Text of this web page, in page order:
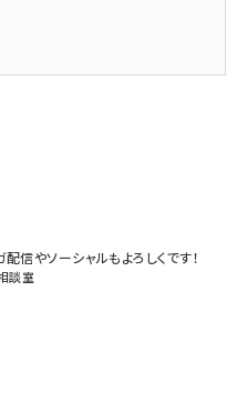
信やソーシャルもよろしくです！
談室